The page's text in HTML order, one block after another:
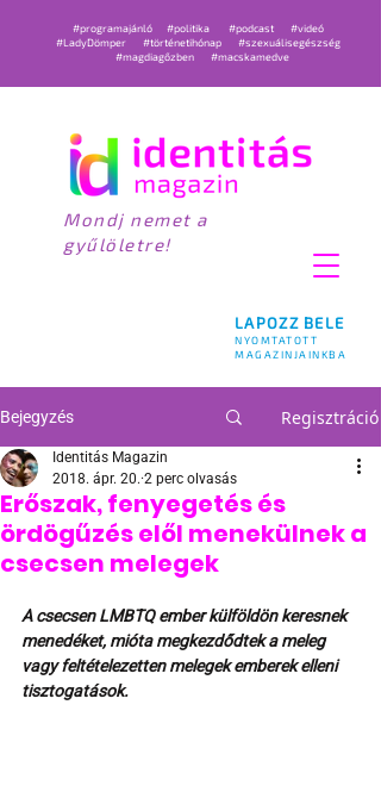
LAPOZZ BELE
NYOMTATOTT
MAGAZINJAINKBA
#programajánló #politika #podcast
#videó
#LadyDömper
#történetihónap
#szexuálisegészség
#magdiagőzben
#macskamedve
Mondj nemet a
gyűlöletre!
Bejegyzés Regisztráció
Erőszak, fenyegetés és
ördögűzés elől menekülnek a
csecsen melegek
Identitás Magazin
2018. ápr. 20. 2 perc olvasás
A csecsen LMBTQ ember külföldön keresnek
menedéket, mióta megkezdődtek a meleg
vagy feltételezetten melegek emberek elleni
tisztogatások.